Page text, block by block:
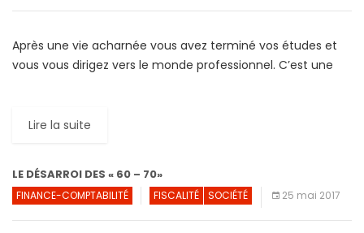
Après une vie acharnée vous avez terminé vos études et
vous vous dirigez vers le monde professionnel. C’est une
Lire la suite
LE DÉSARROI DES « 60 – 70»
FINANCE-COMPTABILITÉ FISCALITÉ SOCIÉTÉ 25 mai 2017